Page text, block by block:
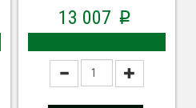
13 007 p